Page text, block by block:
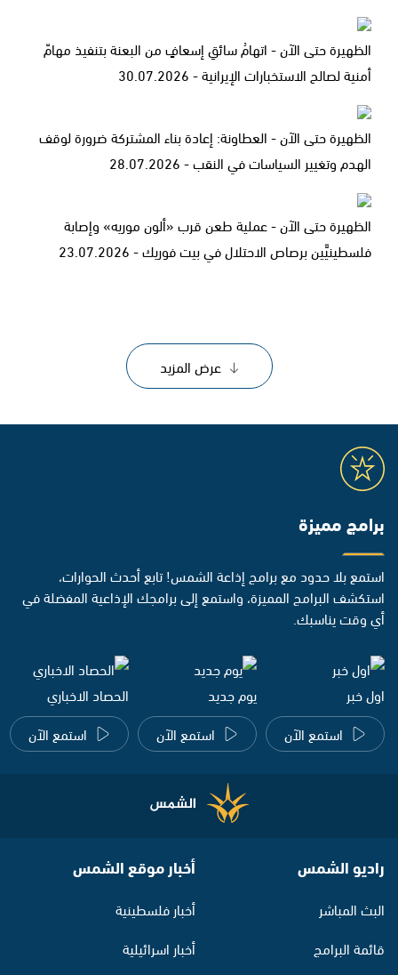
الظهيرة حتى الآن - اتهامُ سائقِ إسعافٍ من البعنة بتنفيذ مهامّ
أمنية لصالح الاستخبارات الإيرانية - 30.07.2026
الظهيرة حتى الآن - العطاونة: إعادة بناء المشتركة ضرورة لوقف
الهدم وتغيير السياسات في النقب - 28.07.2026
الظهيرة حتى الآن - عملية طعن قرب «ألون موريه» وإصابة
فلسطينيَّين برصاص الاحتلال في بيت فوريك - 23.07.2026
عرض المزيد
برامج مميزة
استمع بلا حدود مع برامج إذاعة الشمس! تابع أحدث الحوارات،
استكشف البرامج المميزة، واستمع إلى برامجك الإذاعية المفضلة في
أي وقت يناسبك.
اول خبر
استمع الآن
يوم جديد
استمع الآن
الحصاد الاخباري
استمع الآن
راديو الشمس
البث المباشر
قائمة البرامج
أخبار موقع الشمس
أخبار فلسطينية
أخبار اسرائيلية